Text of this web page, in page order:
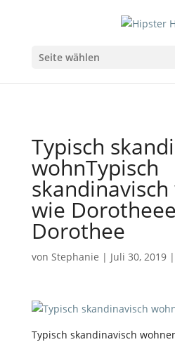
Seite wählen
Typisch
wohnTypisch
wie
Dorothee
von Stephanie | Juli 30, 2019|
Typisch skandinavisch